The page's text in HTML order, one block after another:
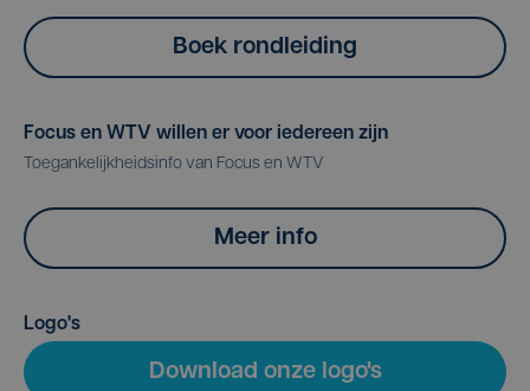
Boek rondleiding
Focus en WTV willen er voor iedereen zijn
Toegankelijkheidsinfo van Focus en WTV
Meer info
Logo's
Download onze logo's